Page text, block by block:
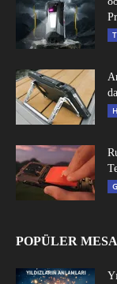
POPÜLER